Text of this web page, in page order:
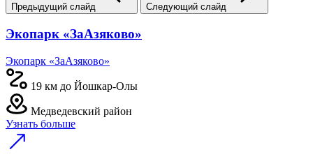
Предыдущий слайд Следующий слайд
Экопарк «ЗаАзяково»
Экопарк «ЗаАзяково»
19 км до Йошкар-Олы
Медведевский район
Узнать больше